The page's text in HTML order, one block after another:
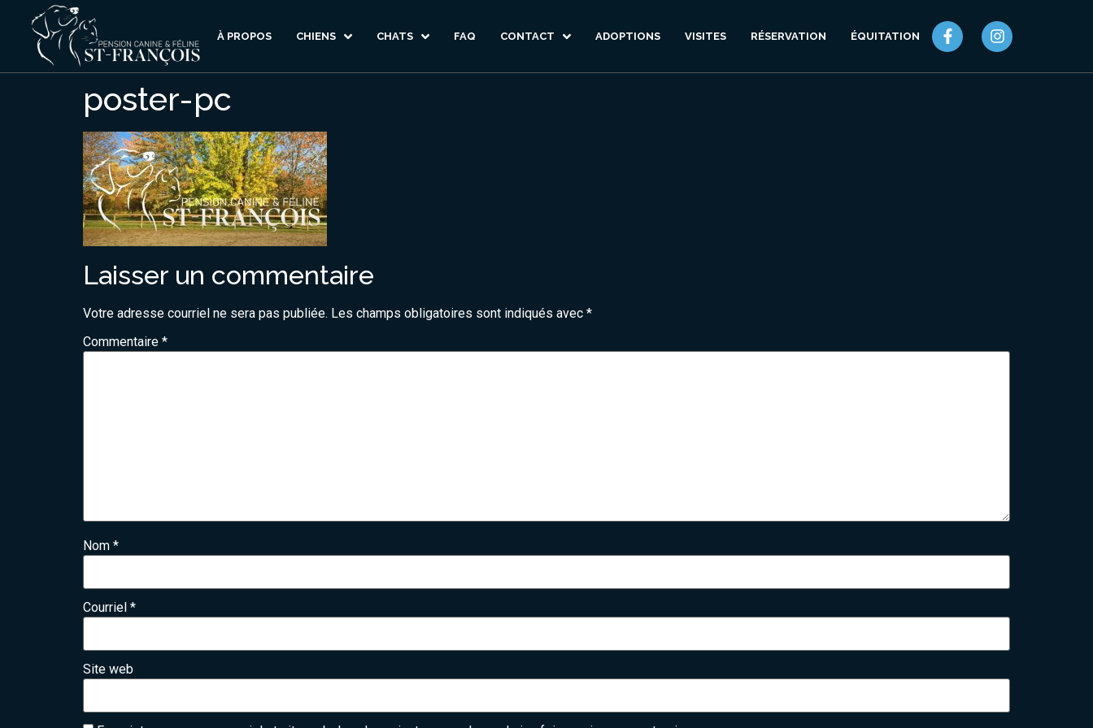
À PROPOS CHIENS CHATS FAQ CONTACT ADOPTIONS VISITES RÉSERVATION ÉQUITATION
poster-pc
Laisser un commentaire
Votre adresse courriel ne sera pas publiée. Les champs obligatoires sont indiqués avec *
Commentaire *
Nom *
Courriel *
Site web